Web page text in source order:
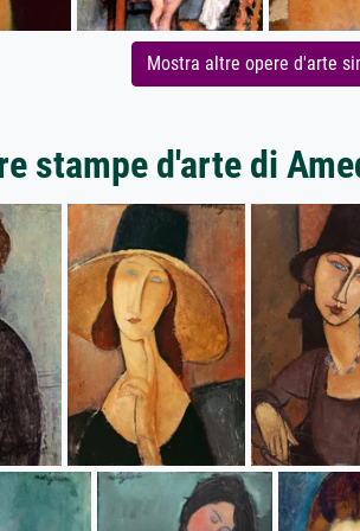
Mostra altre opere d'arte
stampe d'arte di